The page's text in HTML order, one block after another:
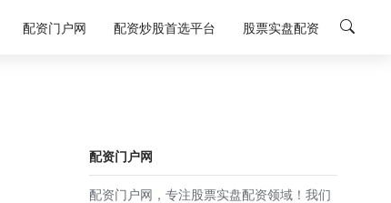
配资门户网 配资炒股首选平台 股票实盘配资
配资门户网
配资门户网，专注股票实盘配资领域！我们